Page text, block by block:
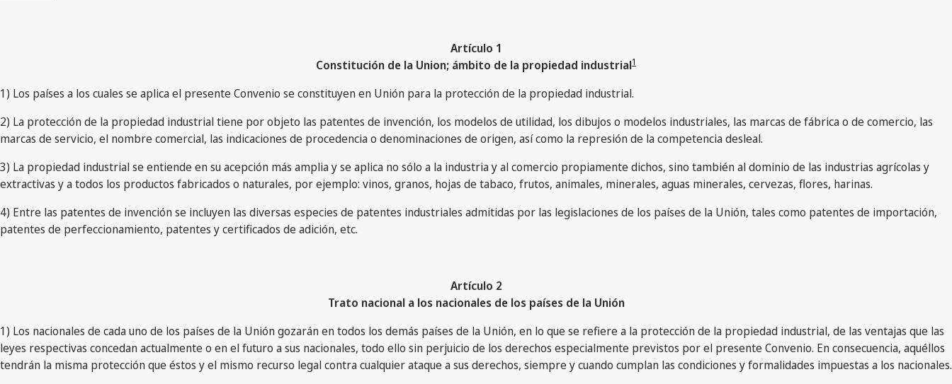
Artículo 1
Constitución de la Union; ámbito de la propiedad industrial1
1) Los países a los cuales se aplica el presente Convenio se constituyen en Unión para la protección de la propiedad industrial.
2) La protección de la propiedad industrial tiene por objeto las patentes de invención, los modelos de utilidad, los dibujos o modelos industriales, las marcas de fábrica o de comercio, las
marcas de servicio, el nombre comercial, las indicaciones de procedencia o denominaciones de origen, así como la represión de la competencia desleal.
3) La propiedad industrial se entiende en su acepción más amplia y se aplica no sólo a la industria y al comercio propiamente dichos, sino también al dominio de las industrias agrícolas y
extractivas y a todos los productos fabricados o naturales, por ejemplo: vinos, granos, hojas de tabaco, frutos, animales, minerales, aguas minerales, cervezas, flores, harinas.
4) Entre las patentes de invención se incluyen las diversas especies de patentes industriales admitidas por las legislaciones de los países de la Unión, tales como patentes de importación,
patentes de perfeccionamiento, patentes y certificados de adición, etc.
Artículo 2
Trato nacional a los nacionales de los países de la Unión
1) Los nacionales de cada uno de los países de la Unión gozarán en todos los demás países de la Unión, en lo que se refiere a la protección de la propiedad industrial, de las ventajas que las
leyes respectivas concedan actualmente o en el futuro a sus nacionales, todo ello sin perjuicio de los derechos especialmente previstos por el presente Convenio. En consecuencia, aquéllos
tendrán la misma protección que éstos y el mismo recurso legal contra cualquier ataque a sus derechos, siempre y cuando cumplan las condiciones y formalidades impuestas a los nacionales.